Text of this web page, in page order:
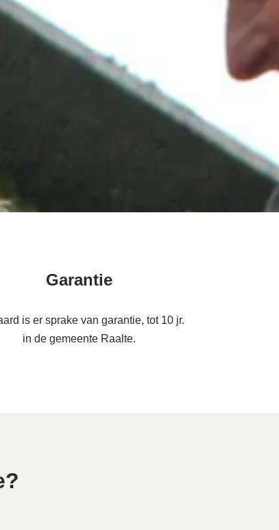
Garantie
is er sprake van garantie, tot 10 jr.
in de gemeente Raalte.